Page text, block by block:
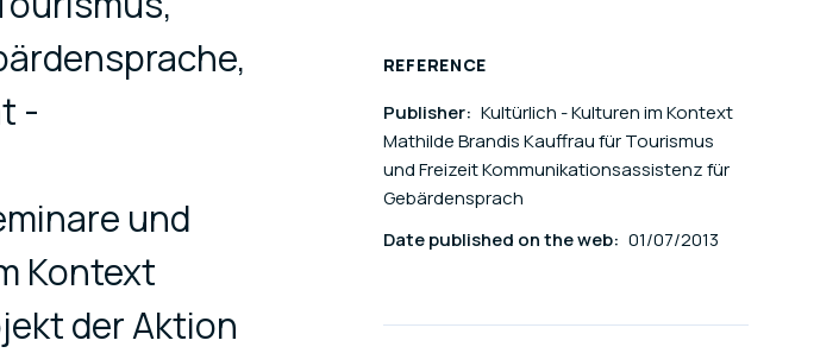
-
und
Kontext
der Aktion
REFERENCE
Publisher: Kultürlich - Kulturen im Kontext
Mathilde Brandis Kauffrau für Tourismus
und Freizeit Kommunikationsassistenz für
Gebärdensprach
Date published on the web: 01/07/2013